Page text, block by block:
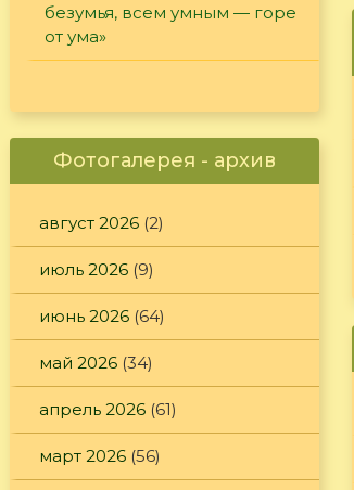
безумья, всем умным — горе
от ума»
Фотогалерея - архив
август 2026 (2)
июль 2026 (9)
июнь 2026 (64)
май 2026 (34)
апрель 2026 (61)
март 2026 (56)